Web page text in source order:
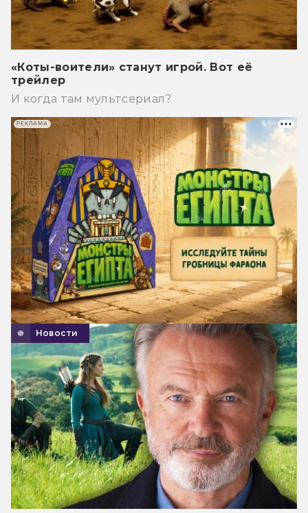
«Коты-воители» станут игрой. Вот её
трейлер
И когда там мультсериал?
Новости
РЕКЛАМА